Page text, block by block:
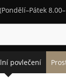
(Pondělí–Pátek
povlečení